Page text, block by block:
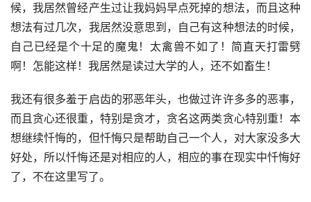
候，我居然曾经产生过让我妈妈早点死掉的想法，而且这种
想法有过几次，我居然没意思到，自己有这种想法的时候，
自己已经是个十足的魔鬼！太禽兽不如了！简直天打雷劈
啊！怎能这样！我居然是读过大学的人，还不如畜生！
我还有很多羞于启齿的邪恶年头，也做过许许多多的恶事，
而且贪心还很重，特别是贪才，贪名这两类贪心特别重！本
想继续忏悔的，但忏悔只是帮助自己一个人，对大家没多大
好处，所以忏悔还是对相应的人，相应的事在现实中忏悔好
了，不在这里写了。